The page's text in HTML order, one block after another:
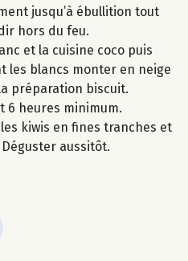
jusqu’à ébullition tout
hors du feu.
et la cuisine coco puis
les blancs monter en neige
préparation biscuit.
6 heures minimum.
kiwis en fines tranches et
aussitôt.